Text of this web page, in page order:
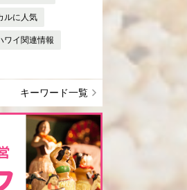
ルに人気
ワイ関連情報
キーワード一覧